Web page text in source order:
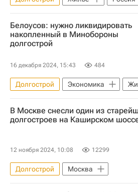
Москва
Марат Хуснуллин
Строительство
Белоусов: нужно ликвидировать
накопленный в Минобороны
долгострой
16 декабря 2024, 15:43 484
Долгострой Экономика
Андрей Белоусов
Министерство обороны РФ
В Москве снесли один из
долгостроев на Каширском
12 ноября 2024, 10:08 12299
Долгострой
Москва
Владислав Овчинский
Снос